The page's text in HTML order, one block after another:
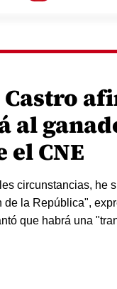
al
CNE
circunstancias, he
de la República",
que habrá una